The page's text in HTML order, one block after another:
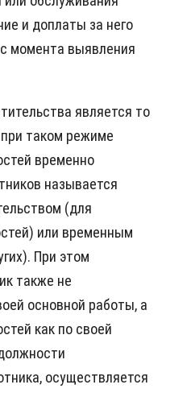
и доплаты за него
момента выявления
является то
таком режиме
временно
называется
(для
или временным
При этом
также не
основной работы, а
как по своей
осуществляется